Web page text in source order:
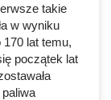
takie
w wyniku
lat temu,
początek lat